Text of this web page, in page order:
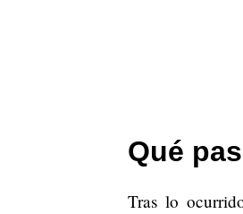
Qué
Tras lo